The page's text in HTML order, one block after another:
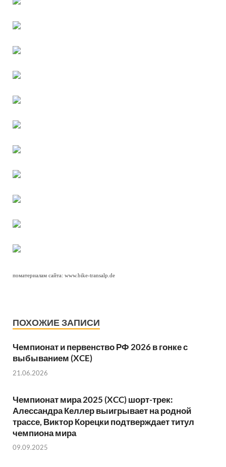
поматериалам сайта: www.bike-transalp.de
ПОХОЖИЕ ЗАПИСИ
Чемпионат и первенство РФ 2026 в гонке с
выбыванием (XCE)
21.06.2026
Чемпионат мира 2025 (XCC) шорт-трек:
Алессандра Келлер выигрывает на родной
трассе, Виктор Корецки подтверждает титул
чемпиона мира
09.09.2025